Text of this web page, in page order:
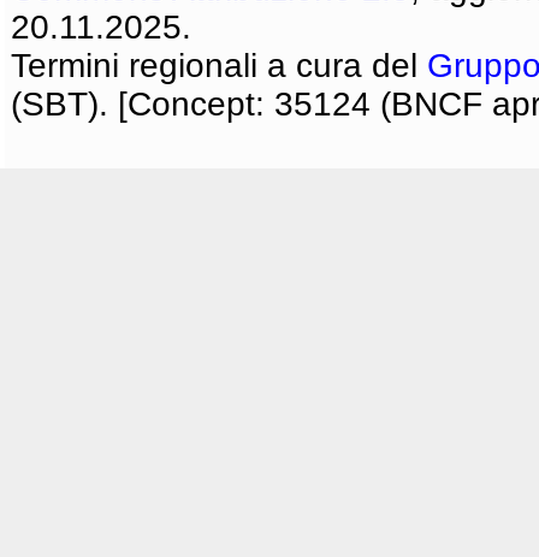
20.11.2025.
Termini regionali a cura del
(SBT). [Concept: 35124 (BNCF